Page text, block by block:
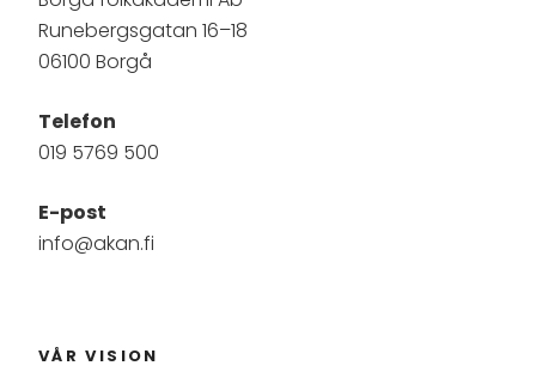
Runebergsgatan 16–18
06100 Borgå
Telefon
019 5769 500
E-post
info@akan.fi
VÅR VISION